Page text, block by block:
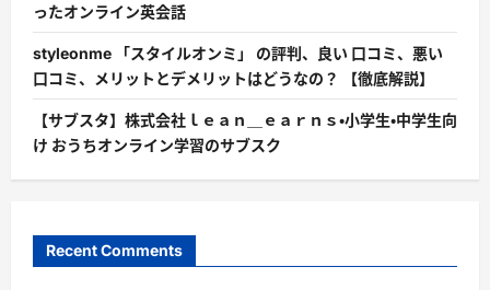
ったオンライン英会話
styleonme 「スタイルオンミ」 の評判、良い 口コミ、悪い
口コミ、メリットとデメリットはどうなの？ 【徹底解説】
【サブスタ】株式会社ｌｅａｎ＿ｅａｒｎｓ・小学生・中学生向
け おうちオンライン学習のサブスク
Recent Comments